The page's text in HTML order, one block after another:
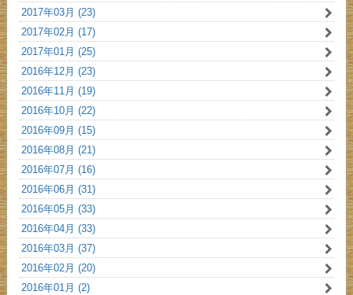
2017年03月 (23)
2017年02月 (17)
2017年01月 (25)
2016年12月 (23)
2016年11月 (19)
2016年10月 (22)
2016年09月 (15)
2016年08月 (21)
2016年07月 (16)
2016年06月 (31)
2016年05月 (33)
2016年04月 (33)
2016年03月 (37)
2016年02月 (20)
2016年01月 (2)